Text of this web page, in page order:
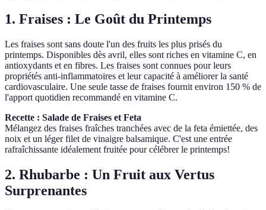
1. Fraises : Le Goût du Printemps
Les fraises sont sans doute l'un des fruits les plus prisés du
printemps. Disponibles dès avril, elles sont riches en vitamine C, en
antioxydants et en fibres. Les fraises sont connues pour leurs
propriétés anti-inflammatoires et leur capacité à améliorer la santé
cardiovasculaire. Une seule tasse de fraises fournit environ 150 % de
l'apport quotidien recommandé en vitamine C.
Recette : Salade de Fraises et Feta
Mélangez des fraises fraîches tranchées avec de la feta émiettée, des
noix et un léger filet de vinaigre balsamique. C'est une entrée
rafraîchissante idéalement fruitée pour célébrer le printemps!
2. Rhubarbe : Un Fruit aux Vertus
Surprenantes